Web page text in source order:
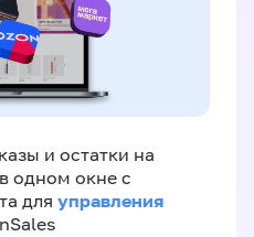
и остатки на
одном окне с
для управления